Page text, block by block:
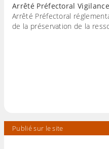
Arrêté Préfectoral
Arrêté Préfectoral
de la préservation de la
Publié sur le site